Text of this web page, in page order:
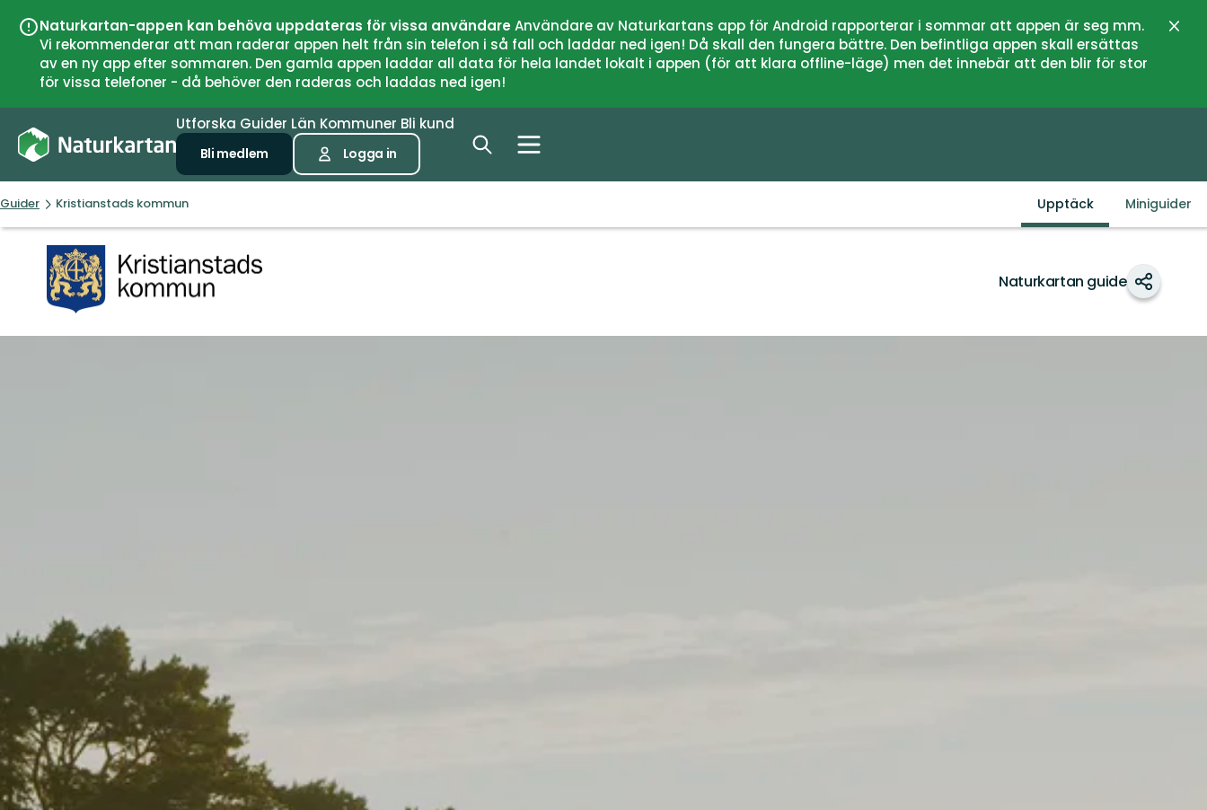
Naturkartan-appen kan behöva uppdateras för vissa användareAnvändare av Naturkartans app för Android rapporterar i sommar att appen är seg mm.
Vi rekommenderar att man raderar appen helt från sin telefon i så fall och laddar ned igen! Då skall den fungera bättre. Den befintliga appen skall ersättas
av en ny app efter sommaren. Den gamla appen laddar all data för hela landet lokalt i appen (för att klara offline-läge) men det innebär att den blir för stor
för vissa telefoner - då behöver den raderas och laddas ned igen!
Utforska Guider Län Kommuner Bli kund
Bli medlem Logga in
Guider Kristianstads kommun Upptäck Miniguider
kommun
Naturkartan guide Dela